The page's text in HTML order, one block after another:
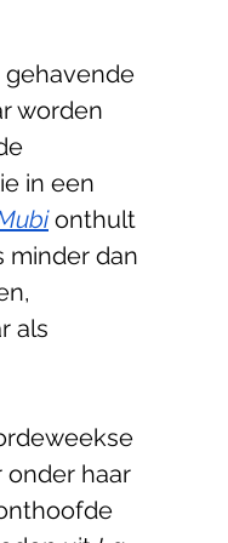
gehavende
worden
in een
onthult
minder dan
als
onder haar